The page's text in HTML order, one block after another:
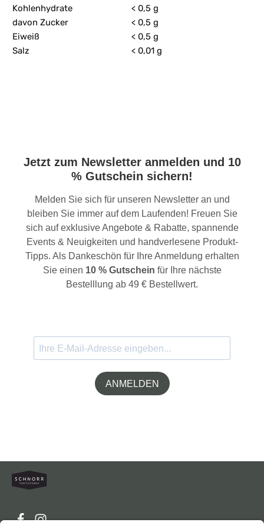
Kohlenhydrate
< 0,5 g
davon Zucker
< 0,5 g
Eiweiß
< 0,5 g
Salz
< 0,01 g
Jetzt zum Newsletter anmelden und 10
% Gutschein sichern!
Melden Sie sich für unseren Newsletter an und
bleiben Sie immer auf dem Laufenden! Freuen Sie
sich auf exklusive Angebote & Rabatte, spannende
Events & Neuigkeiten und handverlesene Produkt-
Tipps. Als Dankeschön für Ihre Anmeldung erhalten
Sie einen 10 % Gutschein für Ihre nächste
Bestelllung ab 49 € Bestellwert.
ANMELDEN